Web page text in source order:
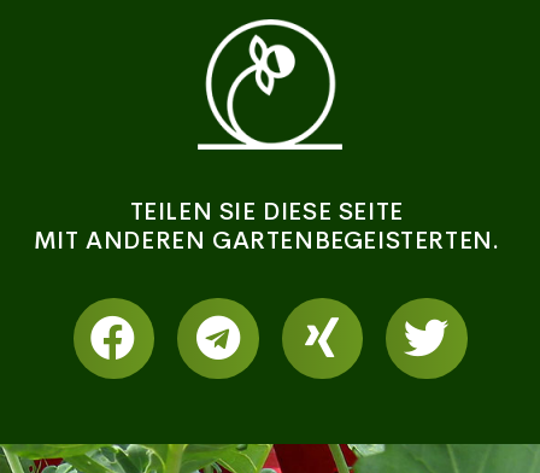
TEILEN SIE DIESE SEITE
MIT ANDEREN GARTENBEGEISTERTEN.